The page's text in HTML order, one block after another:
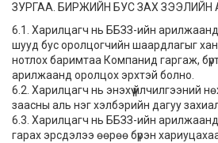
ЗУРГАА. БИРЖИЙН БУС ЗАХ
6.1. Харилцагч нь ББЗЗ-ийн
шууд бус оролцогчийн шаардлагыг
нотлох баримтаа Компанид гаргаж,
арилжаанд оролцох эрхтэй болно.
6.2. Харилцагч нь энэхүү үйлчилгээний
заасны аль нэг хэлбэрийн дагуу
6.3. Харилцагч нь ББЗЗ-ийн арилжаанд
гарах эрсдэлээ өөрөө бүрэн